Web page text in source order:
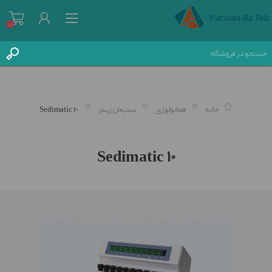
(0)
خانه هماتولوژی سدیمان ریدر Sedimatic 10
Sedimatic 10